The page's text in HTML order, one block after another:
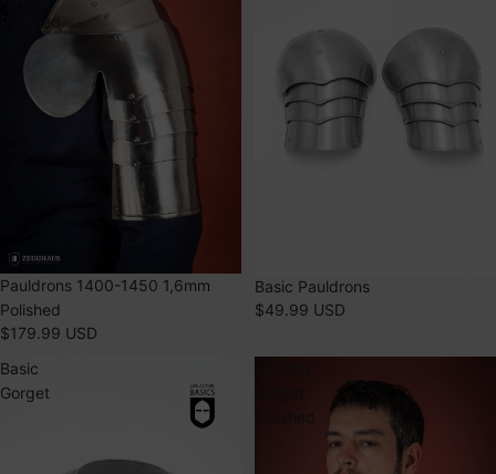
Polished
ÉPUISÉ
Pauldrons 1400-1450 1,6mm
Polished
$179.99 USD
ÉPUISÉ
Basic Pauldrons
$49.99 USD
Basic
Gorget
Polished